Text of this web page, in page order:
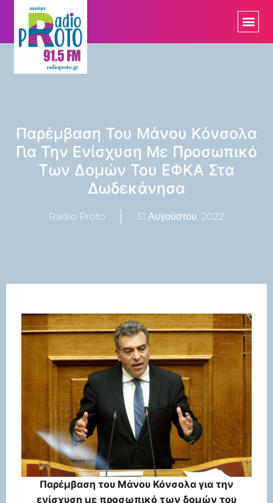
Παρέμβαση Του Μάνου Κόνσολα
Για Την Ενίσχυση Με Προσωπικό
Των Δομών Του ΕΦΚΑ Στα
Δωδεκάνησα
Radio Proto 31 Αυγούστου, 2022
Παρέμβαση του Μάνου Κόνσολα για την
ενίσχυση με προσωπικό των δομών του